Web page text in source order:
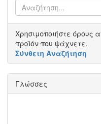
Χρησιμοποιήστε όρους
προϊόν που ψάχνετε.
Σύνθετη Αναζήτηση
Γλώσσες